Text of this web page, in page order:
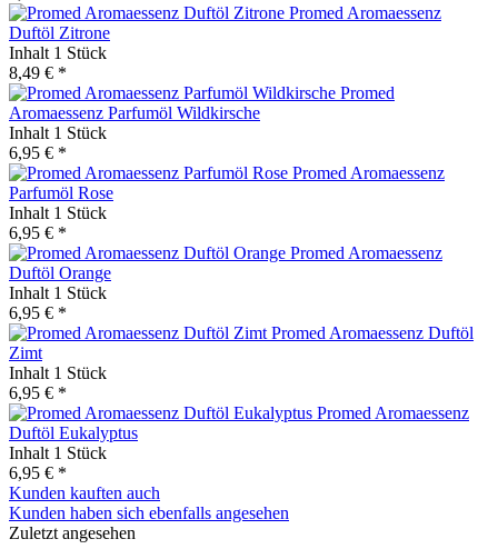
Promed Aromaessenz
Duftöl Zitrone
Inhalt 1 Stück
8,49 € *
Promed
Aromaessenz Parfumöl Wildkirsche
Inhalt 1 Stück
6,95 € *
Promed Aromaessenz
Parfumöl Rose
Inhalt 1 Stück
6,95 € *
Promed Aromaessenz
Duftöl Orange
Inhalt 1 Stück
6,95 € *
Promed Aromaessenz Duftöl
Zimt
Inhalt 1 Stück
6,95 € *
Promed Aromaessenz
Duftöl Eukalyptus
Inhalt 1 Stück
6,95 € *
Kunden kauften auch
Kunden haben sich ebenfalls angesehen
Zuletzt angesehen